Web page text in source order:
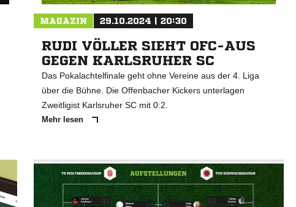
MAGAZIN 29.10.2024 | 20:30
RUDI VÖLLER SIEHT OFC-AUS
GEGEN KARLSRUHER SC
Das Pokalachtelfinale geht ohne Vereine aus der 4. Liga
über die Bühne. Die Offenbacher Kickers unterlagen
Zweitligist Karlsruher SC mit 0:2.
Mehr lesen